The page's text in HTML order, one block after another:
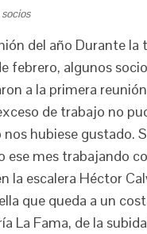
del año Durante la
febrero, algunos
a la primera
de trabajo no
hubiese gustado.
ese mes trabajando
la escalera Héctor
que queda a un
La Fama, de la